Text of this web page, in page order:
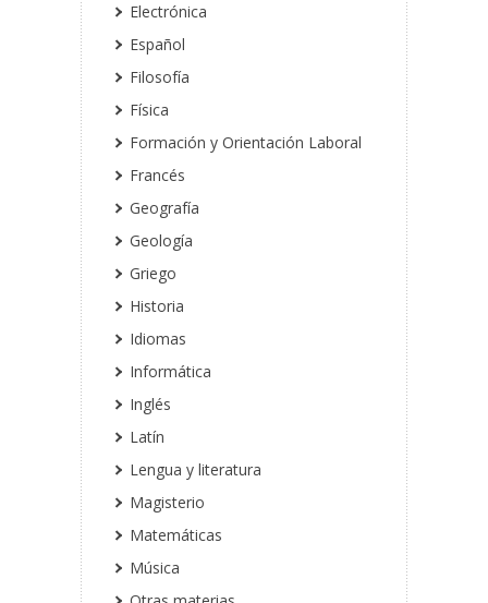
Electrónica
Español
Filosofía
Física
Formación y Orientación Laboral
Francés
Geografía
Geología
Griego
Historia
Idiomas
Informática
Inglés
Latín
Lengua y literatura
Magisterio
Matemáticas
Música